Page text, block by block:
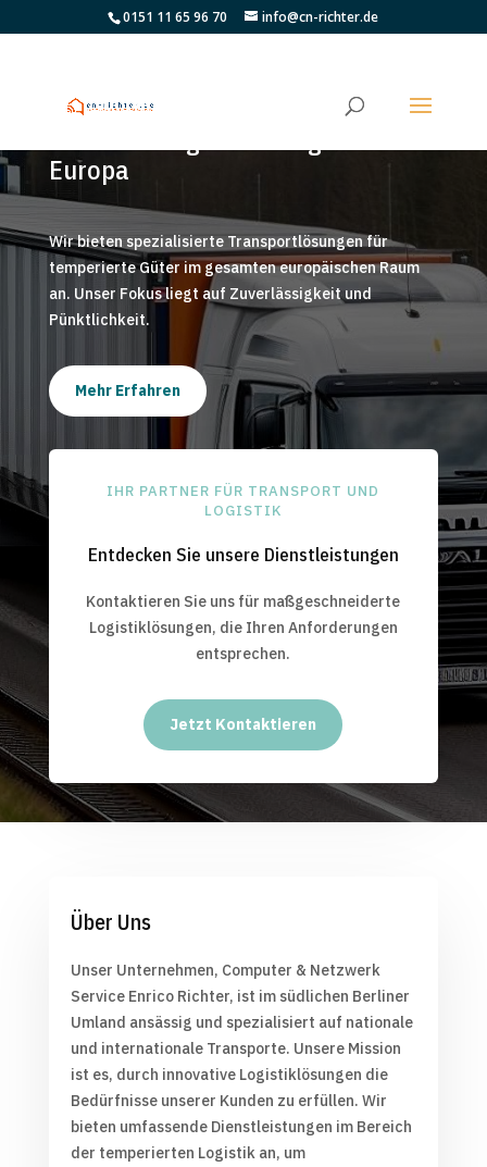
0151 11 65 96 70 info@cn-richter.de
Europa
Wir bieten spezialisierte Transportlösungen für
temperierte Güter im gesamten europäischen Raum
an. Unser Fokus liegt auf Zuverlässigkeit und
Pünktlichkeit.
Mehr Erfahren
IHR PARTNER FÜR TRANSPORT UND
LOGISTIK
Entdecken Sie unsere Dienstleistungen
Kontaktieren Sie uns für maßgeschneiderte
Logistiklösungen, die Ihren Anforderungen
entsprechen.
Jetzt Kontaktieren
Über Uns
Unser Unternehmen, Computer & Netzwerk
Service Enrico Richter, ist im südlichen Berliner
Umland ansässig und spezialisiert auf nationale
und internationale Transporte. Unsere Mission
ist es, durch innovative Logistiklösungen die
Bedürfnisse unserer Kunden zu erfüllen. Wir
bieten umfassende Dienstleistungen im Bereich
der temperierten Logistik an, um